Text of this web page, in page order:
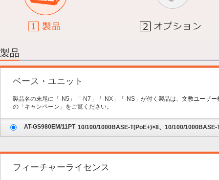
3.保守サービス
4.内容の確認
製品
ベース・ユニット
製品名の末尾に「-N5」「-N7」「-NX」「-NS」が付く製品は、文教ユーザ
の「キャンペーン」をご覧ください。
AT-GS980EM/11PT 10/100/1000BASE-T(PoE+)×8、10/100/1000BASE-
フィーチャーライセンス